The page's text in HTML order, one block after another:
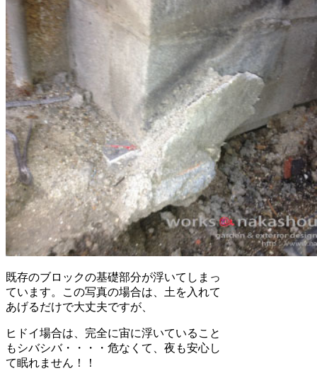
既存のブロックの基礎部分が浮いてしまっ
ています。この写真の場合は、土を入れて
あげるだけで大丈夫ですが、
ヒドイ場合は、完全に宙に浮いていること
もシバシバ・・・・危なくて、夜も安心し
て眠れません！！